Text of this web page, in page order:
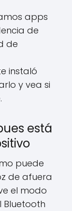
apps
de
de
instaló
y vea si
está
puede
de afuera
el modo
Bluetooth